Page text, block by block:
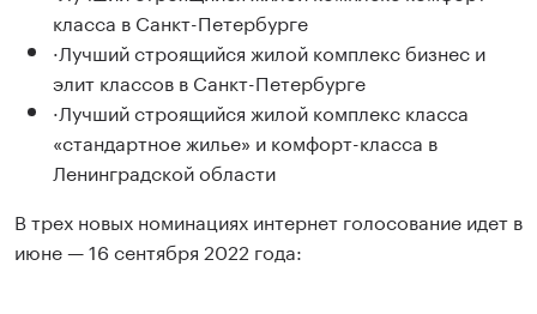
класса в Санкт-Петербурге
·Лучший строящийся жилой комплекс бизнес и
элит классов в Санкт-Петербурге
·Лучший строящийся жилой комплекс класса
«стандартное жилье» и комфорт-класса в
Ленинградской области
В трех новых номинациях интернет голосование идет в
июне — 16 сентября 2022 года: